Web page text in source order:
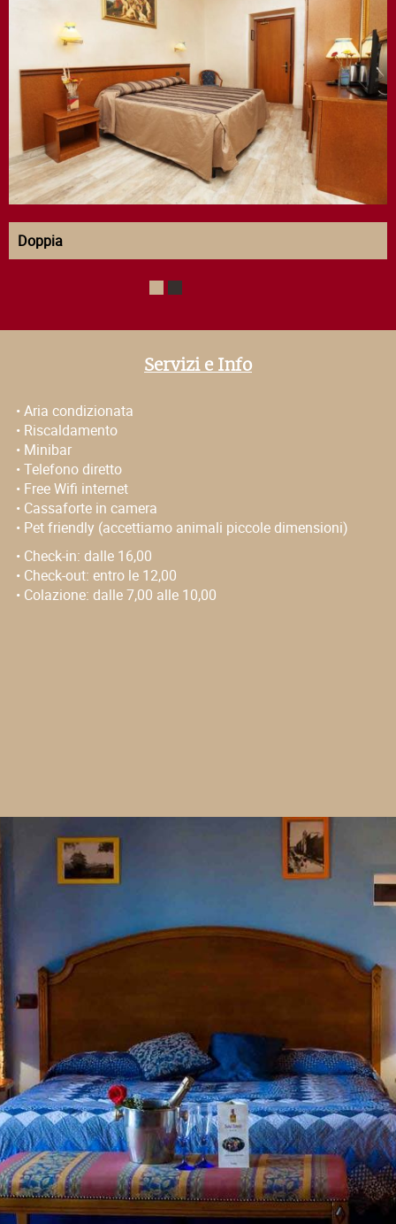
Doppia
Servizi e Info
•Aria condizionata
• Riscaldamento
• Minibar
•Telefono diretto
• Free Wifi internet
• Cassaforte in camera
• Pet friendly (accettiamo animali piccole dimensioni)
• Check-in: dalle 16,00
• Check-out: entro le 12,00
• Colazione: dalle 7,00 alle 10,00